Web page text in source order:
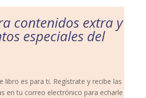
contenidos extra y
especiales del
libro es para ti. Regístrate y recibe las
en tu correo electrónico para echarle